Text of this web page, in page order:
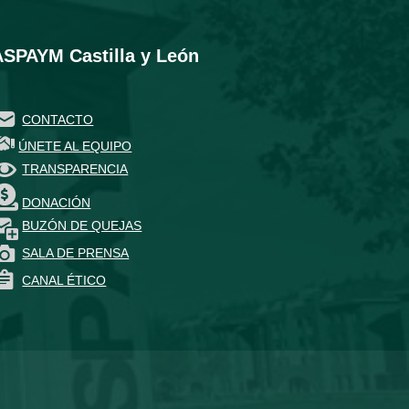
Castilla y León
CONTACTO
ÚNETE AL EQUIPO
TRANSPARENCIA
DONACIÓN
BUZÓN DE QUEJAS
SALA DE PRENSA
CANAL ÉTICO